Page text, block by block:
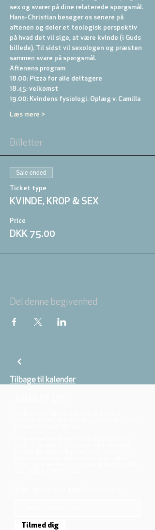
sex og svarer på dine relaterede spørgsmål.
Hans-Christian besøger os senere på
aftenen og deler et teologisk perspektiv
på hvad det vil sige, at være kvinde (i Guds
billede). Til sidst vil sexologen og præsten
sammen svare på spørgsmål.
Aftenens program
18.00: Pizza for alle deltagere
18.45: velkomst
19.00: Kvindens fysiologi. Oplæg v. Camilla
Læs mere >
Billetter
Sale ended
Ticket type
KVINDE, KROP & SEX
Price
DKK 75.00
Del denne begivenhed
Tilbage til kalender
Tilmed dig